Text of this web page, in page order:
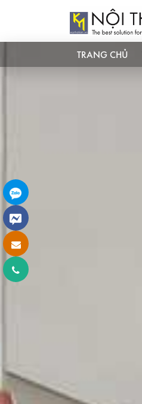
TRANG CHỦ